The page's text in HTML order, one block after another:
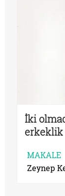
İki
erkeklik
MAKALE
Zeynep